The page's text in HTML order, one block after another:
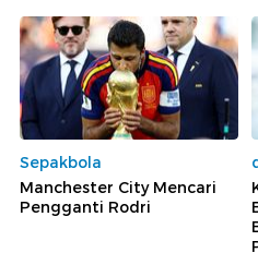
Sepakbola
Manchester City Mencari
Pengganti Rodri